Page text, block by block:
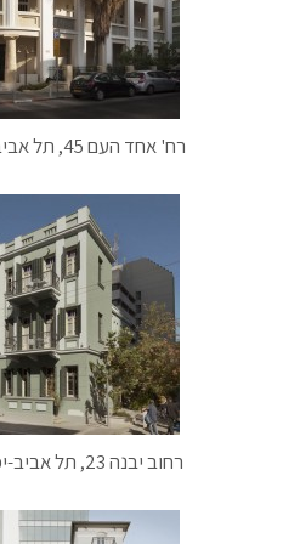
רח' אחד העם 45, תל אביב-יפו – בית ציפורן
רחוב יבנה 23, תל אביב-יפו – "מלון עלמה"